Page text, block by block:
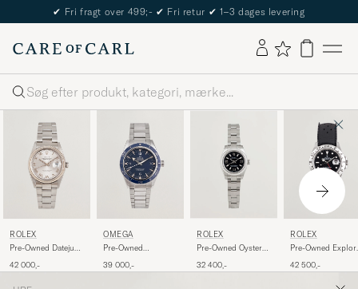
✔ Fri fragt over 499;- ✔ Fri retur ✔ 1–3 dages levering
Søg
ROLEX
Pre-Owned Datejust
42 000,-
OMEGA
Pre-Owned
39 000,-
ROLEX
Pre-Owned Oyster
32 400,-
ROLEX
Pre-Owned
42 500,-